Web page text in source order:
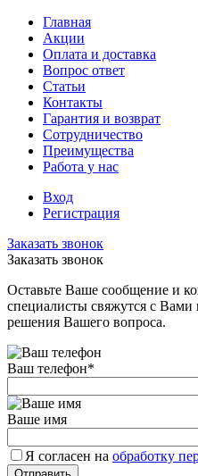
Главная
Акции
Оплата и доставка
Вопрос ответ
Статьи
Контакты
Гарантия и возврат
Сотрудничество
Преимущества
Работа у нас
Вход
Регистрация
Заказать звонок
Заказать звонок
Оставьте Ваше сообщение и
специалисты свяжутся с
решения Вашего вопроса.
Ваш телефон*
Ваше имя
Я согласен на обработку